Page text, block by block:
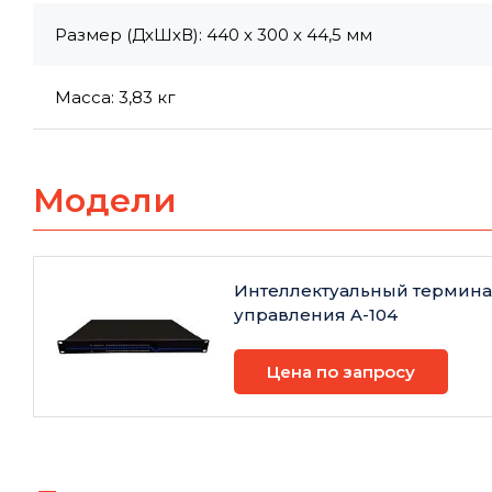
Размер (ДхШхВ): 440 х 300 х 44,5 мм
Масса: 3,83 кг
Модели
Интеллектуальный
управления A-104
Цена по запросу